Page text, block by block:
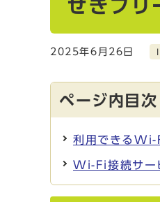
せきフ
2025年6月26日
ページ内目次
利用できるWi-
Wi-Fi接続サー